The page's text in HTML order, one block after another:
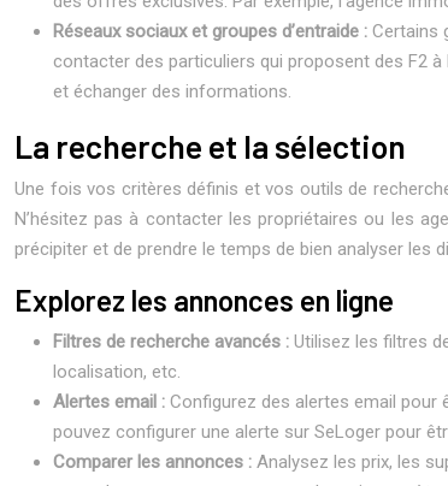
Réseaux sociaux et groupes d’entraide : Certains
contacter des particuliers qui proposent des F2
et échanger des informations.
La recherche et la sélection
Une fois vos critères définis et vos outils de
N’hésitez pas à contacter les propriétaires ou les
précipiter et de prendre le temps de bien analyser les
Explorez les annonces en ligne
Filtres de recherche avancés : Utilisez les filtres
localisation, etc.
Alertes email : Configurez des alertes email pour
pouvez configurer une alerte sur SeLoger pour
Comparer les annonces : Analysez les prix, les